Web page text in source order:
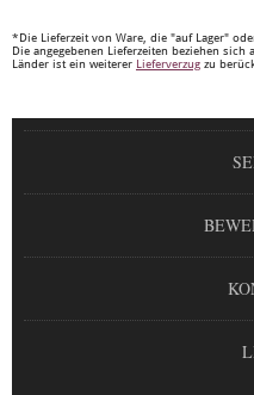
*Die Lieferzeit von Ware, die "auf Lager"
Die angegebenen Lieferzeiten beziehen
Länder ist ein weiterer Lieferverzug zu